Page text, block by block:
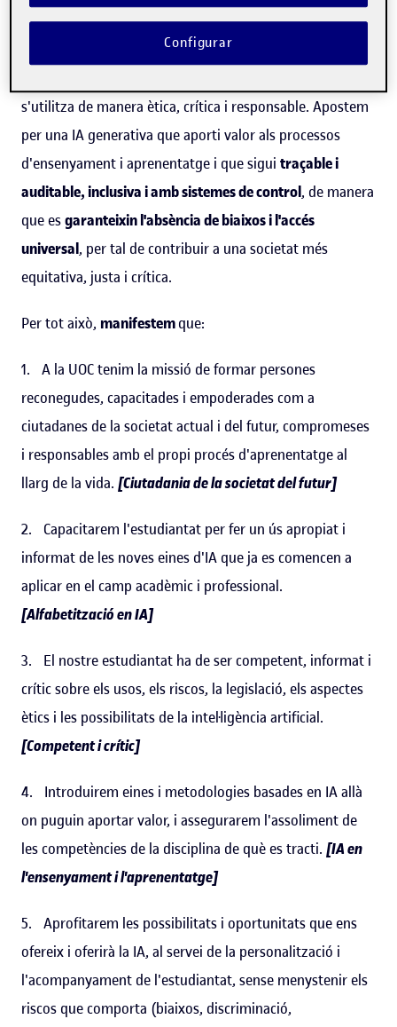
Pel quefa a la intel·ligència artificial (IA), reconeixem el
seu valor i potencial en l'àmbit educatiu
s'utilitza de manera ètica, crítica i responsable. Apostem
per una IA generativa que aporti valor als processos
d'ensenyament i aprenentatge i que sigui traçable i
auditable, inclusiva i amb sistemes de control, de manera
que esgaranteixin l'absència de biaixos i l'accés
universal, per tal de contribuir a una societat més
equitativa, justa i crítica.
Per tot això, manifestemque:
1. A la UOC tenim la missió de formar persones
reconegudes, capacitades i empoderades com a
ciutadanes de la societat actual i del futur, compromeses
i responsables amb el propi procés d'aprenentatge al
llarg de la vida. [Ciutadania de la societat del futur]
2. Capacitarem l'estudiantat per fer un ús apropiat i
informat de les noves eines d'IA que ja es comencen a
aplicar en el camp acadèmic i professional.
[Alfabetització en IA]
3. El nostre estudiantat ha de ser competent, informat i
crític sobre els usos, els riscos, la legislació, els aspectes
ètics i les possibilitats de la intel·ligència artificial.
[Competent i crític]
4. Introduirem eines i metodologies basades en IA allà
on puguin aportar valor, i assegurarem l'assoliment de
les competències de la disciplina de què es tracti. [IA en
l'ensenyament i l'aprenentatge]
5. Aprofitarem les possibilitats i oportunitats que ens
ofereix i oferirà la IA, al servei de la personalització i
l'acompanyament de l'estudiantat, sense menystenir els
riscos que comporta (biaixos, discriminació,
Configurar